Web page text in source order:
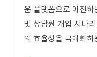
운 플랫폼으로 이전하
및 상담원 개입 시나
의 효율성을 극대화